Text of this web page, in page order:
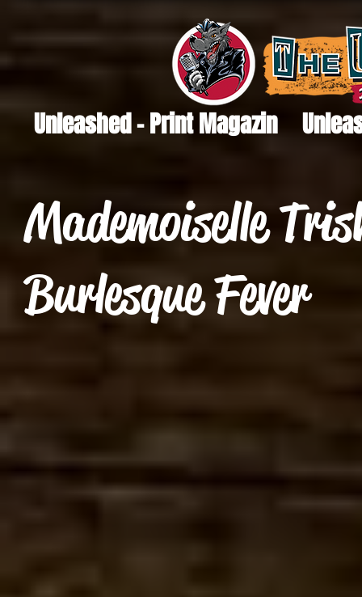
Unleashed - Print Magazin
Mademoiselle
Burlesque Fever